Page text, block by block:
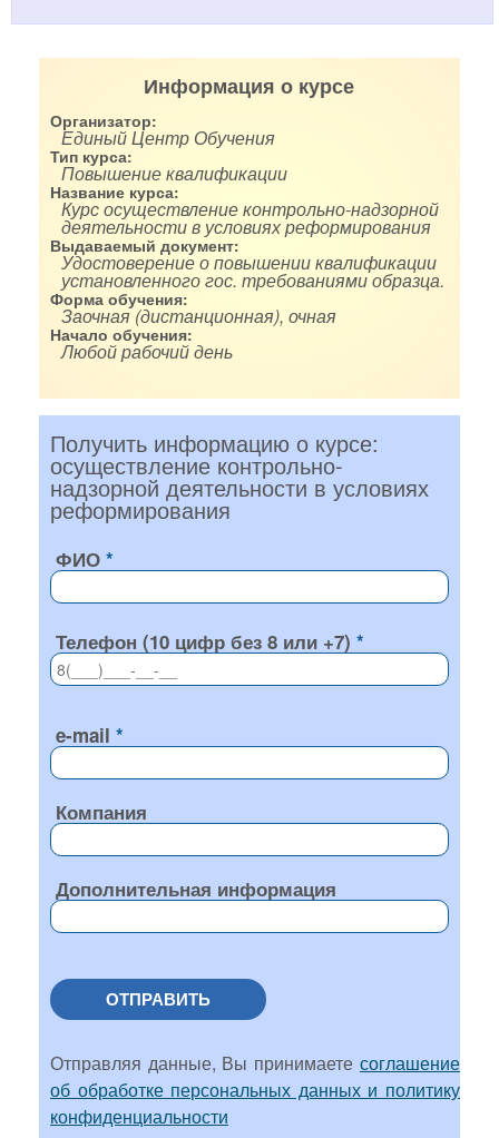
Информация о курсе
Организатор:
Единый Центр Обучения
Тип курса:
Повышение квалификации
Название курса:
Курс осуществление контрольно-надзорной
деятельности в условиях реформирования
Выдаваемый документ:
Удостоверение о повышении квалификации
установленного гос. требованиями образца.
Форма обучения:
Заочная (дистанционная), очная
Начало обучения:
Любой рабочий день
Получить информацию о курсе:
осуществление контрольно-
надзорной деятельности в условиях
реформирования
ФИО
Телефон (10 цифр без 8 или +7)
e-mail
Компания
Дополнительная информация
ОТПРАВИТЬ
Отправляя данные, Вы принимаете соглашение
об обработке персональных данных и политику
конфиденциальности